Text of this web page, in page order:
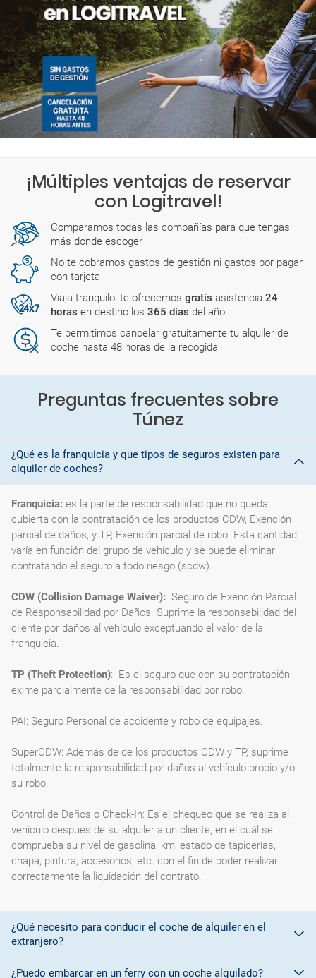
¡Múltiples ventajas de reservar
con Logitravel!
Comparamos todas las compañías para que tengas
más donde escoger
No te cobramos gastos de gestión ni gastos por pagar
con tarjeta
Viaja tranquilo: te ofrecemos gratis asistencia 24
horas en destino los 365 días del año
Te permitimos cancelar gratuitamente tu alquiler de
coche hasta 48 horas de la recogida
Preguntas frecuentes sobre
Túnez
¿Qué es la franquicia y que tipos de seguros existen para
alquiler de coches?
Franquicia: es la parte de responsabilidad que no queda
cubierta con la contratación de los productos CDW, Exención
parcial de daños, y TP, Exención parcial de robo. Esta cantidad
varía en función del grupo de vehículo y se puede eliminar
contratando el seguro a todo riesgo (scdw).
CDW (Collision Damage Waiver): Seguro de Exención Parcial
de Responsabilidad por Daños. Suprime la responsabilidad del
cliente por daños al vehículo exceptuando el valor de la
franquicia.
TP (Theft Protection): Es el seguro que con su contratación
exime parcialmente de la responsabilidad por robo.
PAI: Seguro Personal de accidente y robo de equipajes.
SuperCDW: Además de de los productos CDW y TP, suprime
totalmente la responsabilidad por daños al vehículo propio y/o
su robo.
Control de Daños o Check-In: Es el chequeo que se realiza al
vehículo después de su alquiler a un cliente, en el cuál se
comprueba su nivel de gasolina, km, estado de tapicerías,
chapa, pintura, accesorios, etc. con el fin de poder realizar
correctamente la liquidación del contrato.
¿Qué necesito para conducir el coche de alquiler en el
extranjero?
¿Puedo embarcar en un ferry con un coche alquilado?